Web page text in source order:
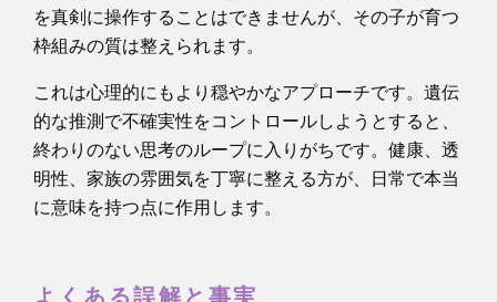
を真剣に操作することはできませんが、その子が育つ
枠組みの質は整えられます。
これは心理的にもより穏やかなアプローチです。遺伝
的な推測で不確実性をコントロールしようとすると、
終わりのない思考のループに入りがちです。健康、透
明性、家族の雰囲気を丁寧に整える方が、日常で本当
に意味を持つ点に作用します。